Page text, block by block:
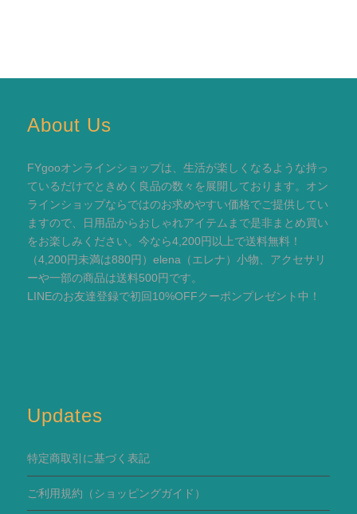
About Us
FYgooオンラインショップは、生活が楽しくなるような持っ
ているだけでときめく良品の数々を展開しております。オン
ラインショップならではのお求めやすい価格でご提供してい
ますので、日用品からおしゃれアイテムまで是非まとめ買い
をお楽しみください。今なら4,200円以上で送料無料！
（4,200円未満は880円）elena（エレナ）小物、アクセサリ
ーや一部の商品は送料500円です。
LINEのお友達登録で初回10%OFFクーポンプレゼント中！
Updates
特定商取引に基づく表記
ご利用規約 （ショッピングガイド）